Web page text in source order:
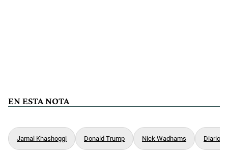
EN ESTA NOTA
Jamal Khashoggi Donald Trump Nick Wadhams Diario